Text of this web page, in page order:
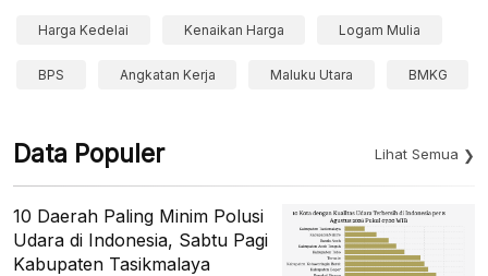
Harga Kedelai Kenaikan Harga Logam Mulia
BPS Angkatan Kerja Maluku Utara BMKG
Data Populer Lihat Semua
10 Daerah Paling Minim Polusi
Udara di Indonesia, Sabtu Pagi
Kabupaten Tasikmalaya